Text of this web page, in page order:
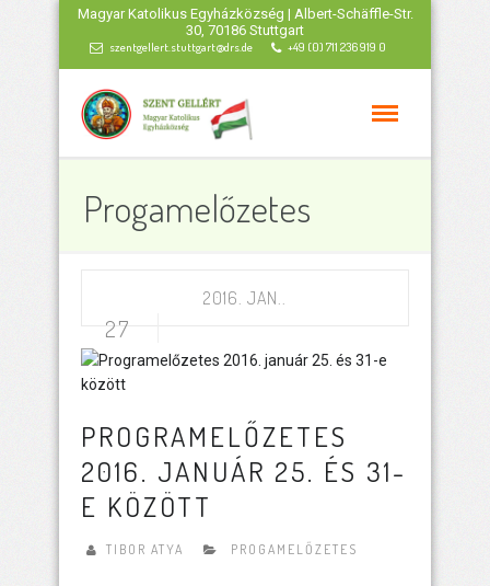
Magyar Katolikus Egyházközség | Albert-Schäffle-Str.
30, 70186 Stuttgart
szentgellert.stuttgart@drs.de +49 (0) 711 236 919 0
Progamelőzetes
2016. JAN..
27
PROGRAMELŐZETES
2016. JANUÁR 25. ÉS 31-
E KÖZÖTT
TIBOR ATYA PROGAMELŐZETES